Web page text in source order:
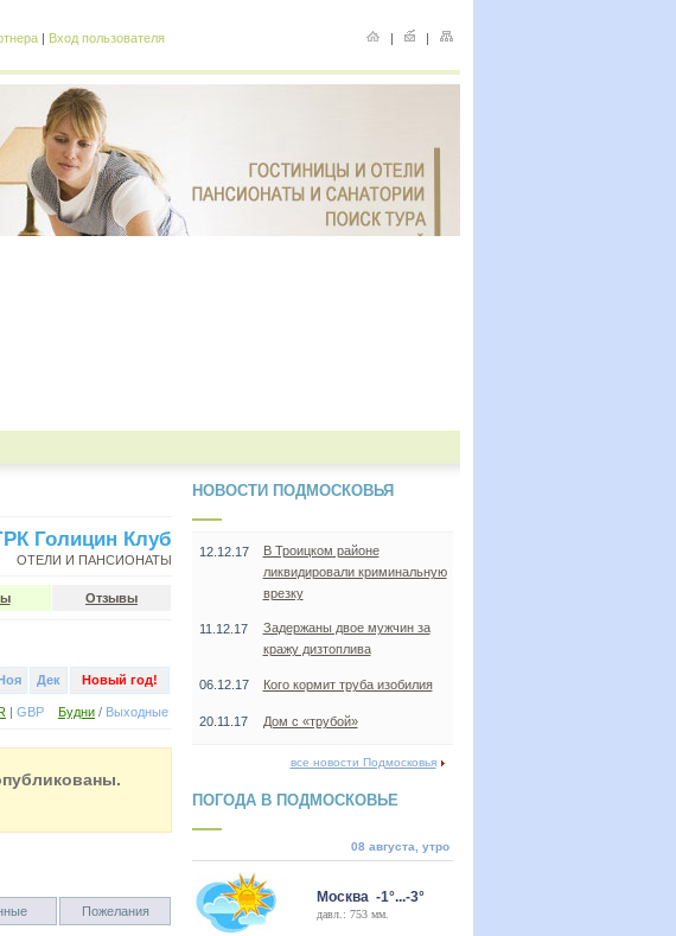
| Вход пользователя | |
Голицин Клуб
ОТЕЛИ И ПАНСИОНАТЫ
Отзывы
Дек Новый год!
| GBP Будни / Выходные
Пожелания
НОВОСТИ ПОДМОСКОВЬЯ
12.12.17
В Троицком районе
ликвидировали криминальную
врезку
11.12.17
Задержаны двое мужчин за
кражу дизтоплива
06.12.17 Кого кормит труба изобилия
20.11.17 Дом с «трубой»
все новости Подмосковья
ПОГОДА В ПОДМОСКОВЬЕ
08 августа, утро
Москва -1°...-3°
давл.: 753 мм.